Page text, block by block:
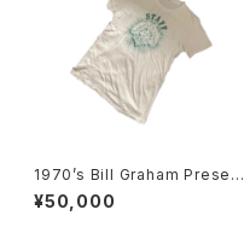
1970’s Bill Graham Present
s Day on the Green Staff T
-Shirts 1977 -1970年代 デ
¥50,000